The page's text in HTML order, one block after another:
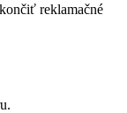
reklamačné